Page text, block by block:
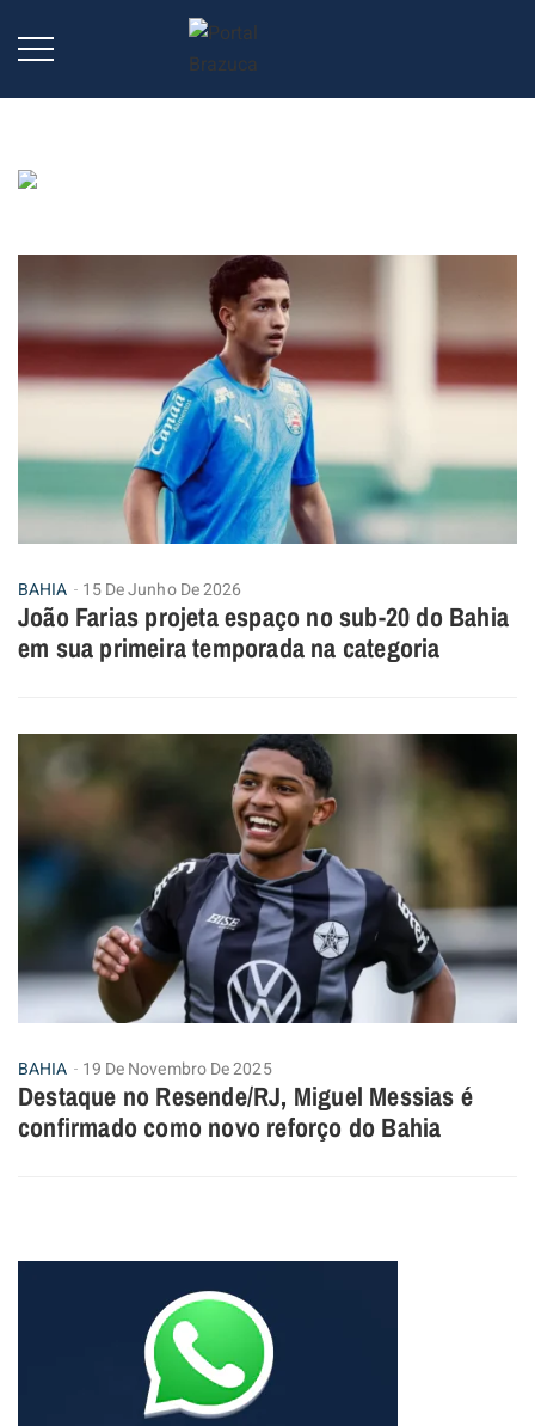
BAHIA 15 De Junho De 2026
João Farias projeta espaço no sub-20 do Bahia
em sua primeira temporada na categoria
BAHIA 19 De Novembro De 2025
Destaque no Resende/RJ, Miguel Messias é
confirmado como novo reforço do Bahia